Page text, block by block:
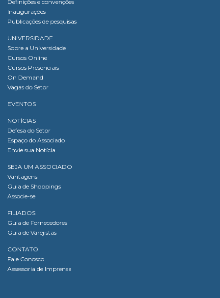
Definições e convenções
Inaugurações
Publicações de pesquisas
UNIVERSIDADE
Sobre a Universidade
Cursos Online
Cursos Presenciais
On Demand
Vagas do Setor
EVENTOS
NOTÍCIAS
Defesa do Setor
Espaço do Associado
Envie sua Notícia
SEJA UM ASSOCIADO
Vantagens
Guia de Shoppings
Associe-se
FILIADOS
Guia de Fornecedores
Guia de Varejistas
CONTATO
Fale Conosco
Assessoria de Imprensa